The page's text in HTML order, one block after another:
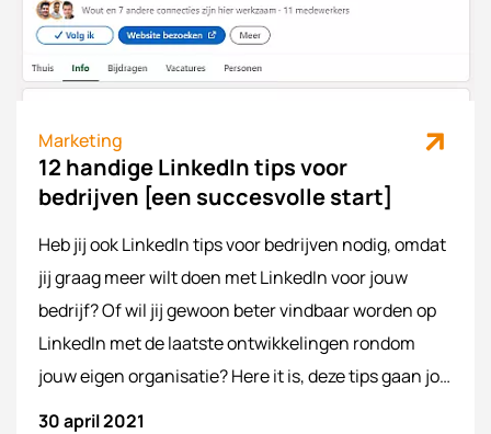
Marketing
12 handige LinkedIn tips voor
bedrijven [een succesvolle start]
Heb jij ook LinkedIn tips voor bedrijven nodig, omdat
jij graag meer wilt doen met LinkedIn voor jouw
bedrijf? Of wil jij gewoon beter vindbaar worden op
LinkedIn met de laatste ontwikkelingen rondom
jouw eigen organisatie? Here it is, deze tips gaan jou
op weg helpen naar een succesvolle start met
30 april 2021